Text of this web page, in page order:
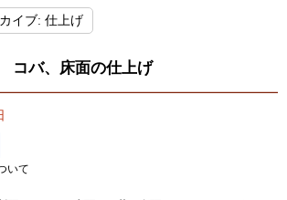
イブ: 仕上げ
コバ、床面の仕上げ
有
いて